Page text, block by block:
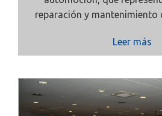
reparación y mantenimiento
Leer más